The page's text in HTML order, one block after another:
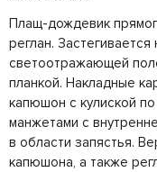
Плащ-дождевик
реглан.
светоотражающей
планкой. Накладные
капюшон с кулиской
манжетами с
в области запястья.
капюшона, а также